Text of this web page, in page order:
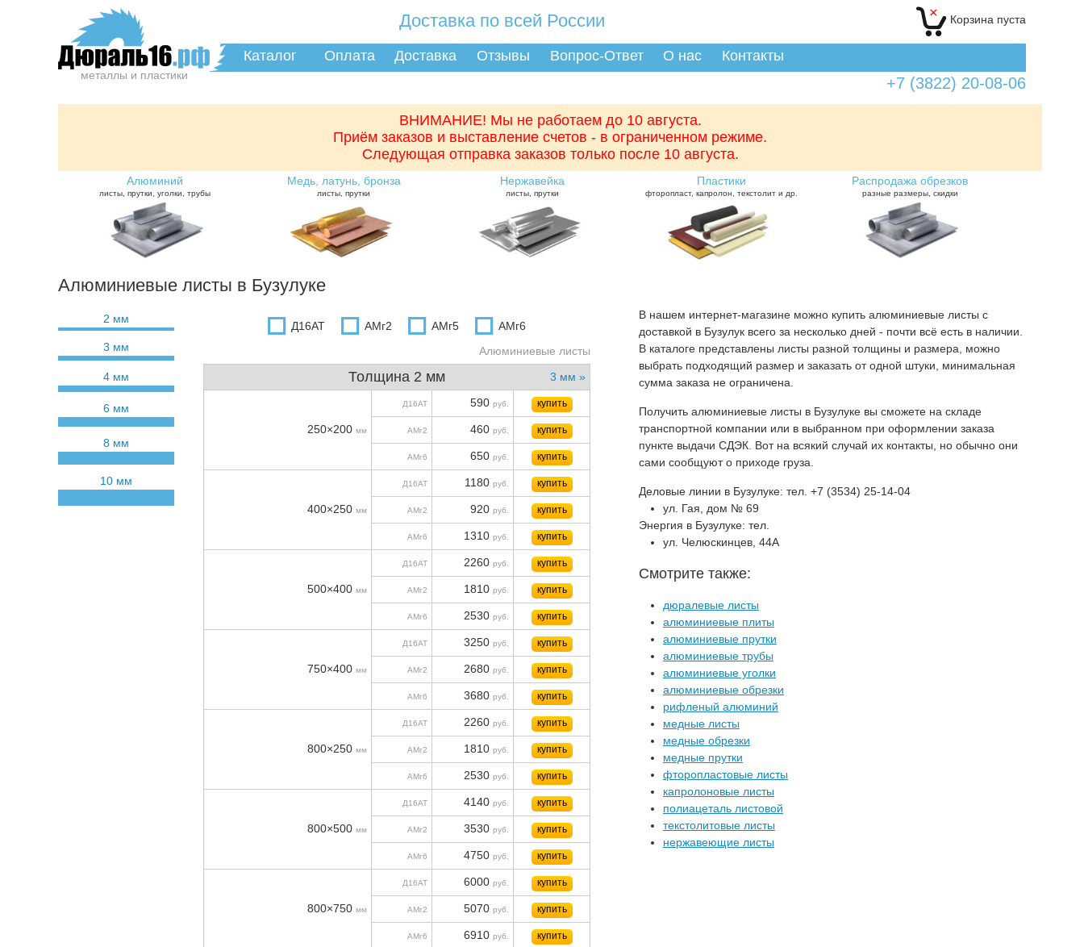
Доставка по всей России × Корзина пуста
+7 (3822) 20-08-06
металлы и пластики
Каталог Оплата Доставка Отзывы Вопрос-Ответ О нас Контакты
ВНИМАНИЕ! Мы не работаем до 10 августа.
Приём заказов и выставление счетов - в ограниченном режиме.
Следующая отправка заказов только после 10 августа.
Алюминий
листы, прутки, уголки, трубы
Медь, латунь, бронза
листы, прутки
Нержавейка
листы, прутки
Пластики
фторопласт, капролон, текстолит и др.
Распродажа обрезков
разные размеры, скидки
Алюминиевые листы в Бузулуке
2 мм
3 мм
4 мм
6 мм
8 мм
10 мм
Д16АТ АМг2 АМг5
АМг6
Алюминиевые листы
Толщина 2 мм 3 мм »
250×200 мм
Д16АТ 590 руб. купить
АМг2 460 руб. купить
АМг6 650 руб. купить
400×250 мм
Д16АТ 1180 руб. купить
АМг2 920 руб. купить
АМг6 1310 руб. купить
500×400 мм
Д16АТ 2260 руб. купить
АМг2 1810 руб. купить
АМг6 2530 руб. купить
750×400 мм
Д16АТ 3250 руб. купить
АМг2 2680 руб. купить
АМг6 3680 руб. купить
800×250 мм
Д16АТ 2260 руб. купить
АМг2 1810 руб. купить
АМг6 2530 руб. купить
800×500 мм
Д16АТ 4140 руб. купить
АМг2 3530 руб. купить
АМг6 4750 руб. купить
800×750 мм
Д16АТ 6000 руб. купить
АМг2 5070 руб. купить
АМг6 6910 руб. купить
В нашем интернет-магазине можно купить алюминиевые листы с
доставкой в Бузулук всего за несколько дней - почти всё есть в наличии.
В каталоге представлены листы разной толщины и размера, можно
выбрать подходящий размер и заказать от одной штуки, минимальная
сумма заказа не ограничена.
Получить алюминиевые листы в Бузулуке вы сможете на складе
транспортной компании или в выбранном при оформлении заказа
пункте выдачи СДЭК. Вот на всякий случай их контакты, но обычно они
сами сообщуют о приходе груза.
Деловые линии в Бузулуке: тел. +7 (3534) 25-14-04
ул. Гая, дом № 69
Энергия в Бузулуке: тел.
ул. Челюскинцев, 44А
Смотрите также:
дюралевые листы
алюминиевые плиты
алюминиевые прутки
алюминиевые трубы
алюминиевые уголки
алюминиевые обрезки
рифленый алюминий
медные листы
медные обрезки
медные прутки
фторопластовые листы
капролоновые листы
полиацеталь листовой
текстолитовые листы
нержавеющие листы